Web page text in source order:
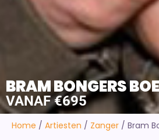
VANAF €695
BRAM BONGERS
Home / Artiesten / Zanger / Bram